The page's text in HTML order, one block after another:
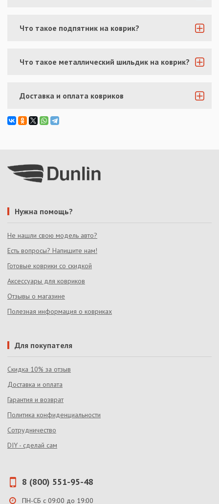
Что такое подпятник на коврик?
Что такое металлический шильдик на коврик?
Доставка и оплата ковриков
Нужна помощь?
Не нашли свою модель авто?
Есть вопросы? Напишите нам!
Готовые коврики со скидкой
Аксессуары для ковриков
Отзывы о магазине
Полезная информация о ковриках
Для покупателя
Скидка 10% за отзыв
Доставка и оплата
Гарантия и возврат
Политика конфиденциальности
Сотрудничество
DIY - сделай сам
8 (800) 551-95-48
ПН-СБ с 09:00 до 19:00